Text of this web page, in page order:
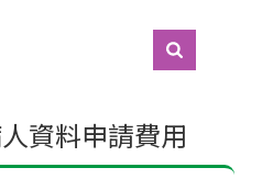
資料申請費用